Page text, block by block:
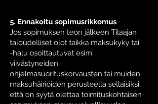
5. Ennakoitu sopimusrikkomus
Jos sopimuksen teon jälkeen Tilaajan
taloudelliset olot taikka maksukyky tai
-halu osoittautuvat esim.
viivästyneiden
ohjelmasuorituskorvausten tai muiden
maksuhäiriöiden perusteella sellaisiksi,
että on syytä olettaa toimituskohtaisen